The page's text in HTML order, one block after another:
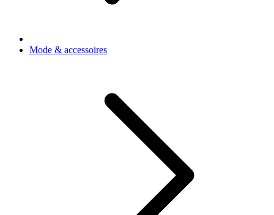
Mode & accessoires